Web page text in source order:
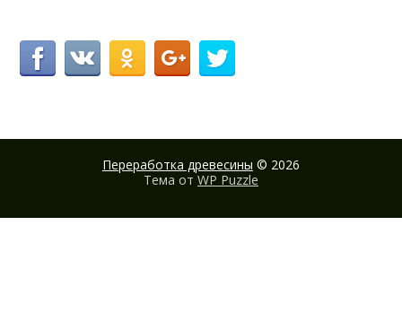
Переработка древесины © 2026
Тема от WP Puzzle